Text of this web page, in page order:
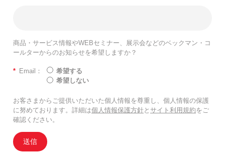
商品・サービス情報やWEBセミナー、展示会などのベックマン・コ
ールターからのお知らせを希望しますか？
* Email：
希望する
希望しない
お客さまからご提供いただいた個人情報を尊重し、個人情報の保護
に努めております。詳細は個人情報保護方針と サイト利用規約をご
確認ください。
送信